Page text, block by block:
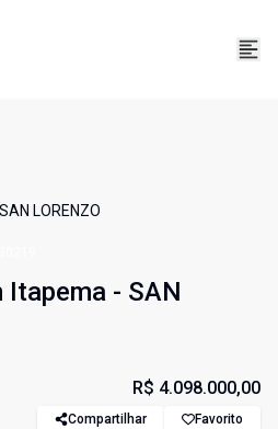
LORENZO
- SAN
R$ 4.098.000,00
Compartilhar Favorito